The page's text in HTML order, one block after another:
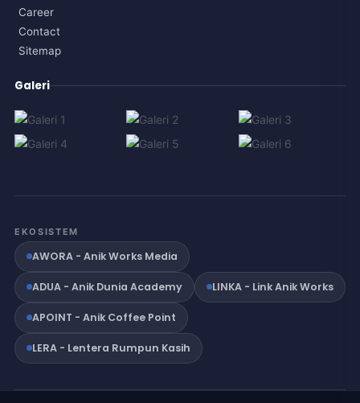
Career
Contact
Sitemap
Galeri
EKOSISTEM
AWORA - Anik Works Media
ADUA - Anik Dunia Academy LINKA - Link Anik Works
APOINT - Anik Coffee Point
LERA - Lentera Rumpun Kasih